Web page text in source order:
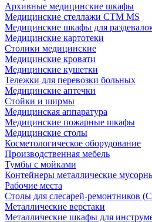
Архивные медицинские шкафы
Медицинские стеллажи CTM MS
Медицинские шкафы для
Медицинские картотеки
Столики медицинские
Медицинские кровати
Медицинские кушетки
Тележки для перевозки больных
Медицинские аптечки
Стойки и ширмы
Медицинская аппаратура
Медицинские пожарные шкафы
Медицинские столы
Косметологическое оборудование
Производственная мебель
Тумбы с мойками
Контейнеры металлические
Рабочие места
Столы для слесарей-ремонтников
Металлические верстаки
Металлические шкафы для